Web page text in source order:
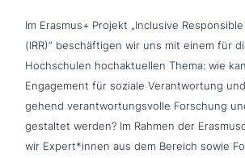
Im Erasmus+ Projekt „Inclusive
(IRR)” beschäf­ti­gen wir uns mit einem für
Hochschulen hoch­ak­tu­el­len Thema: wie
Engagement für soziale Verantwortung
ge­hend ver­ant­wor­tungs­vol­le Forschung
gestaltet werden? Im Rahmen der
wir Expert*innen aus dem Bereich sowie